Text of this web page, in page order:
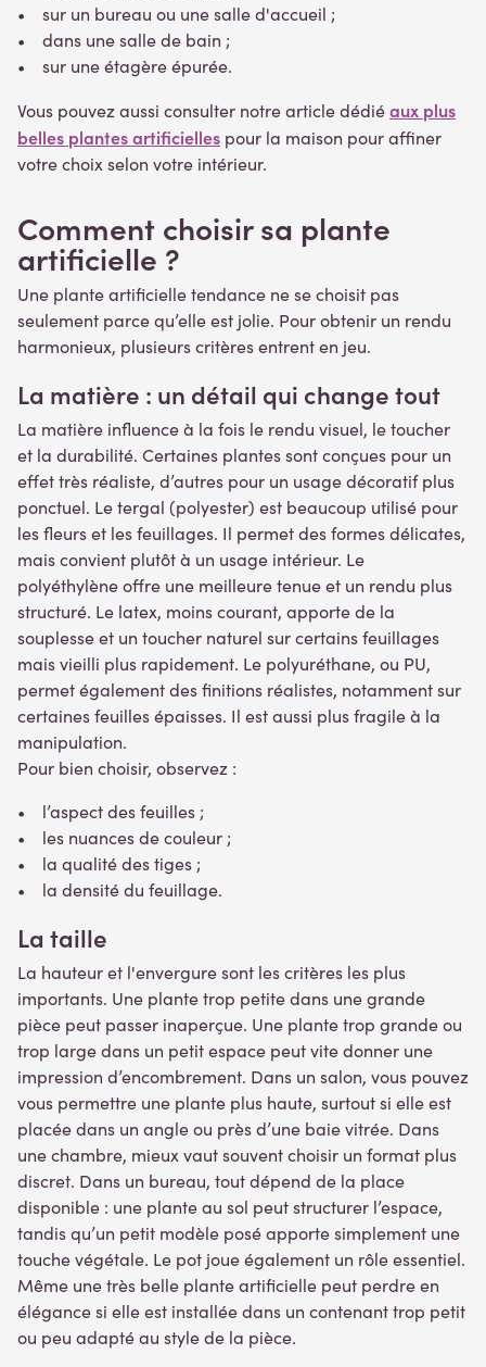
• sur un bureau ou une salle d'accueil ;
• dans une salle de bain ;
• sur une étagère épurée.
Vous pouvez aussi consulter notre article dédiéaux plus
belles plantes artificielles pour la maison pour affiner
votre choix selon votre intérieur.
Comment choisir sa plante
artificielle ?
Une plante artificielle tendance ne se choisit pas
seulement parce qu’elle est jolie. Pour obtenir un rendu
harmonieux, plusieurs critères entrent en jeu.
La matière : un détail qui change tout
La matière influence à la fois le rendu visuel, le toucher
et la durabilité. Certaines plantes sont conçues pour un
effet très réaliste, d’autres pour un usage décoratif plus
ponctuel. Le tergal (polyester) est beaucoup utilisé pour
les fleurs et les feuillages. Il permet des formes délicates,
mais convient plutôt à un usage intérieur. Le
polyéthylène offre une meilleure tenue et un rendu plus
structuré. Le latex, moins courant, apporte de la
souplesse et un toucher naturel sur certains feuillages
mais vieilli plus rapidement. Le polyuréthane, ou PU,
permet également des finitions réalistes, notamment sur
certaines feuilles épaisses. Il est aussi plus fragile à la
manipulation.
Pour bien choisir, observez :
• l’aspect des feuilles ;
• les nuances de couleur ;
• la qualité des tiges ;
• la densité du feuillage.
La taille
La hauteur et l'envergure sont les critères les plus
importants. Une plante trop petite dans une grande
pièce peut passer inaperçue. Une plante trop grande ou
trop large dans un petit espace peut vite donner une
impression d’encombrement. Dans un salon, vous pouvez
vous permettre une plante plus haute, surtout si elle est
placée dans un angle ou près d’une baie vitrée. Dans
une chambre, mieux vaut souvent choisir un format plus
discret. Dans un bureau, tout dépend de la place
disponible : une plante au sol peut structurer l’espace,
tandis qu’un petit modèle posé apporte simplement une
touche végétale. Le pot joue également un rôle essentiel.
Même une très belle plante artificielle peut perdre en
élégance si elle est installée dans un contenant trop petit
ou peu adapté au style de la pièce.